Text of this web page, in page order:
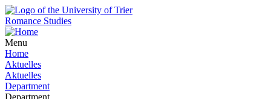
Romance Studies
Menu
Home
Aktuelles
Aktuelles
Department
Department